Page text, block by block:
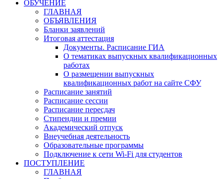
ОБУЧЕНИЕ
ГЛАВНАЯ
ОБЪЯВЛЕНИЯ
Бланки заявлений
Итоговая аттестация
Документы. Расписание ГИА
О тематиках выпускных квалификационных
работах
О размещении выпускных
квалификационных работ на сайте СФУ
Расписание занятий
Расписание сессии
Расписание пересдач
Стипендии и премии
Академический отпуск
Внеучебная деятельность
Образовательные программы
Подключение к сети Wi-Fi для студентов
ПОСТУПЛЕНИЕ
ГЛАВНАЯ